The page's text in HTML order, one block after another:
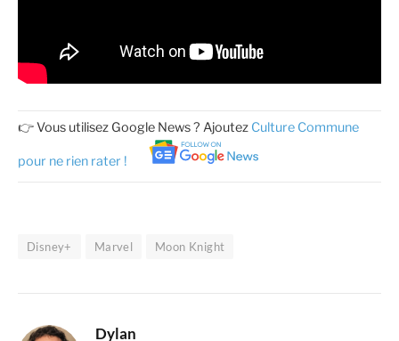
👉 Vous utilisez Google News ? Ajoutez Culture Commune
pour ne rien rater !
Disney+ Marvel Moon Knight
Dylan